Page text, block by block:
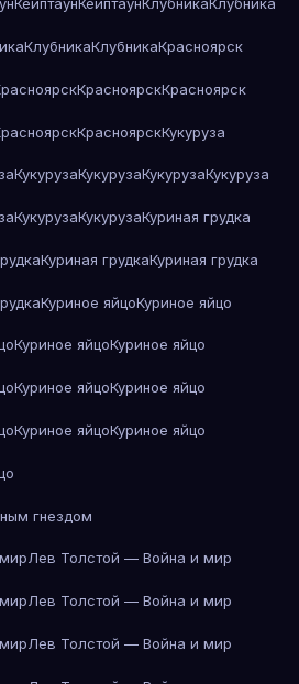
КлубникаКлубникаКрасноярск
КрасноярскКрасноярск
КрасноярскКукуруза
КукурузаКукурузаКукурузаКукуруза
КукурузаКукурузаКуриная грудка
Куриная грудкаКуриная грудка
Куриное яйцоКуриное яйцо
Куриное яйцоКуриное яйцо
Куриное яйцоКуриное яйцо
Куриное яйцоКуриное яйцо
гнездом
Лев Толстой — Война и мир
Лев Толстой — Война и мир
Лев Толстой — Война и мир